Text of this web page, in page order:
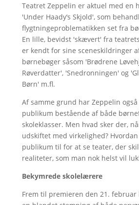
Teatret Zeppelin er aktuel med en
'Under Haady’s Skjold', som
flygtningeproblematikken set fra
En lille, bevidst 'skævert' fra
er kendt for sine sceneskildringer
børnebøger såsom 'Brødrene
Røverdatter', 'Snedronningen' og
Børn' m.fl.
Af samme grund har Zeppelin
publikum bestående af både
skoleklasser. Men hvad sker der,
udskiftet med virkelighed?
publikum til for at se teater, der
realiteter, som man nok helst vil
Bekymrede skolelærere
Frem til premieren den 21.